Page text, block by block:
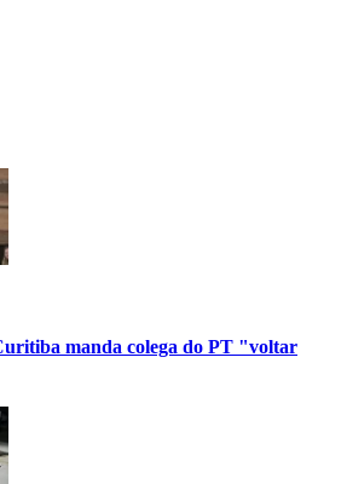
manda colega do PT "voltar